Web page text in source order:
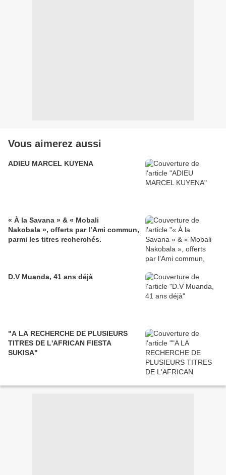
Vous aimerez aussi
ADIEU MARCEL KUYENA
« À la Savana » & « Mobali
Nakobala », offerts par l’Ami commun,
parmi les titres recherchés.
D.V Muanda, 41 ans déjà
"A LA RECHERCHE DE PLUSIEURS
TITRES DE L'AFRICAN FIESTA
SUKISA"